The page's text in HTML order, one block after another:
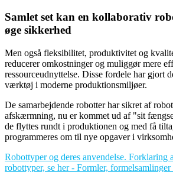
Samlet set kan en kollaborativ
øge sikkerhed
Men også fleksibilitet, produktivitet og
reducerer omkostninger og muliggør mere
ressourceudnyttelse. Disse fordele har gjort
værktøj i moderne produktionsmiljøer.
De samarbejdende robotter har sikret af
afskærmning, nu er kommet ud af "sit
de flyttes rundt i produktionen og med få
programmeres om til nye opgaver i
Robottyper og deres anvendelse. Forklaring
robottyper, se her - Formler,